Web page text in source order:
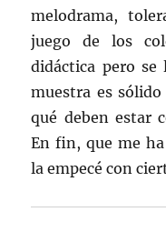
melodrama,
juego de los
didáctica pero se
muestra es
qué deben estar
En fin, que me
la empecé con